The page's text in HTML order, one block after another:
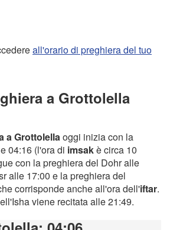
all'orario di preghiera del tuo
a Grottolella
a Grottolellaoggi inizia con la
04:16 (l'ora di imsakè circa 10
con la preghiera del Dohr alle
alle 17:00 e la preghiera del
corrisponde anche all'ora dell'iftar.
viene recitata alle 21:49.